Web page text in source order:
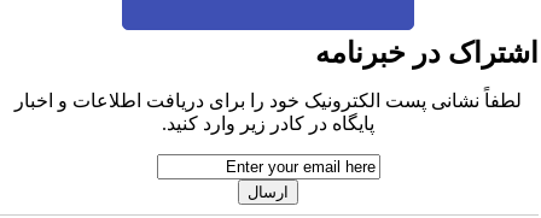
در خبرنامه
لطفاً نشانی پست الکترونیک خود را برای دریافت اطلاعات و اخبار
پایگاه در کادر زیر وارد کنید.